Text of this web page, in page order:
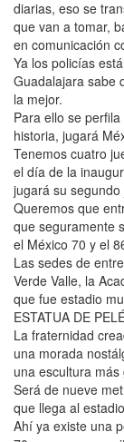
diarias, eso se
que van a tomar,
en comunicación
Ya los policías
Guadalajara sabe
la mejor.
Para ello se
historia, jugará
Tenemos cuatro
el día de la
jugará su
Queremos que
que seguramente
el México 70 y el
Las sedes de
Verde Valle, la
que fue estadio
ESTATUA DE
La fraternidad
una morada
una escultura
Será de nueve
que llega al
Ahí ya existe una